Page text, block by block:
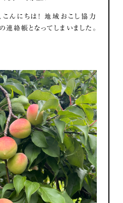
んにちは！ 地域おこし協力
絡帳となってしまいました。